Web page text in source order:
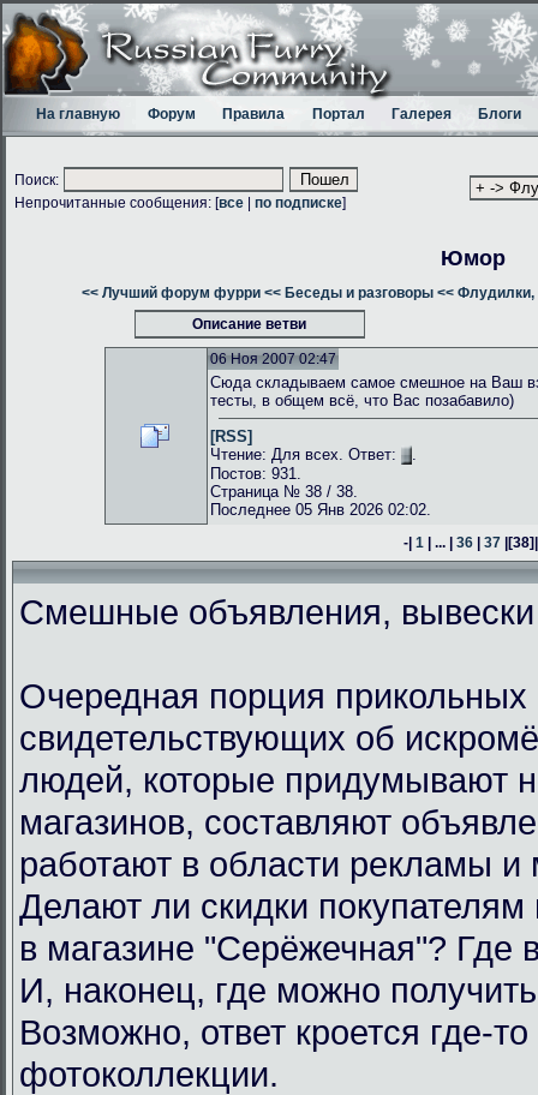
На главную Форум Правила Портал Галерея Блоги
Поиск:
Непрочитанные сообщения: [все по подписке]
Юмор
<< Лучший форум фурри << Беседы и разговоры << Флудилки,
Описание ветви
06 Ноя 2007 02:47
Сюда складываем самое смешное на Ваш
тесты, в общем всё, что Вас позабавило)
[RSS]
Чтение: Для всех. Ответ:
.
Постов: 931.
Страница № 38 / 38.
Последнее 05 Янв 2026 02:02.
-| 1 | ... | 36 | 37 |[38]
Смешные объявления,
Очередная порция прикольных
свидетельствующих об
людей, которые придумывают
магазинов, составляют
работают в области рекламы и
Делают ли скидки
в магазине "Серёжечная"? Где
И, наконец, где можно
Возможно, ответ кроется где-то
фотоколлекции.